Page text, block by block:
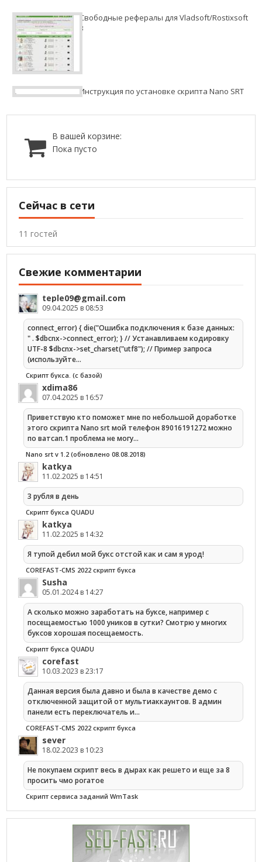
Свободные рефералы для Vladsoft/Rostixsoft
3
Инструкция по установке скрипта Nano SRT
В вашей корзине:
Пока пусто
Сейчас в сети
11 гостей
Свежие комментарии
teple09@gmail.com
09.04.2025 в 08:53
connect_error) { die("Ошибка подключения к базе данных:
" . $dbcnx->connect_error); } // Устанавливаем кодировку
UTF-8 $dbcnx->set_charset("utf8"); // Пример запроса
(используйте…
Скрипт букса. (с базой)
xdima86
07.04.2025 в 16:57
Приветствую кто поможет мне по небольшой доработке
этого скрипта Nano srt мой телефон 89016191272 можно
по ватсап.1 проблема не могу…
Nano srt v 1.2 (обновлено 08.08.2018)
katkya
11.02.2025 в 14:51
3 рубля в день
Скрипт букса QUADU
katkya
11.02.2025 в 14:32
Я тупой дебил мой букс отстой как и сам я урод!
COREFAST-CMS 2022 скрипт букса
Susha
05.01.2024 в 14:27
А сколько можно заработать на буксе, например с
посещаемостью 1000 уников в сутки? Смотрю у многих
буксов хорошая посещаемость.
Скрипт букса QUADU
corefast
10.03.2023 в 23:17
Данная версия была давно и была в качестве демо с
отключенной защитой от мультиаккаунтов. В админ
панели есть переключатель и…
COREFAST-CMS 2022 скрипт букса
sever
18.02.2023 в 10:23
Не покупаем скрипт весь в дырах как решето и еще за 8
просить чмо рогатое
Cкрипт сервиса заданий WmTask